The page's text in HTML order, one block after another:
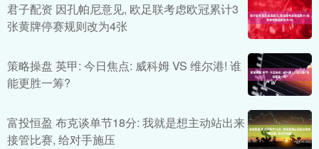
君子配资 因孔帕尼意见, 欧足联考虑欧冠累计3
张黄牌停赛规则改为4张
策略操盘 英甲: 今日焦点: 威科姆 VS 维尔港! 谁
能更胜一筹?
富投恒盈 布克谈单节18分: 我就是想主动站出来
接管比赛, 给对手施压